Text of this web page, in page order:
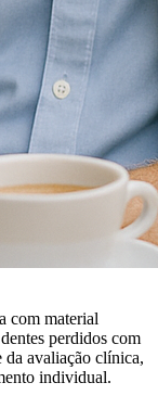
com material
perdidos com
da avaliação clínica,
individual.